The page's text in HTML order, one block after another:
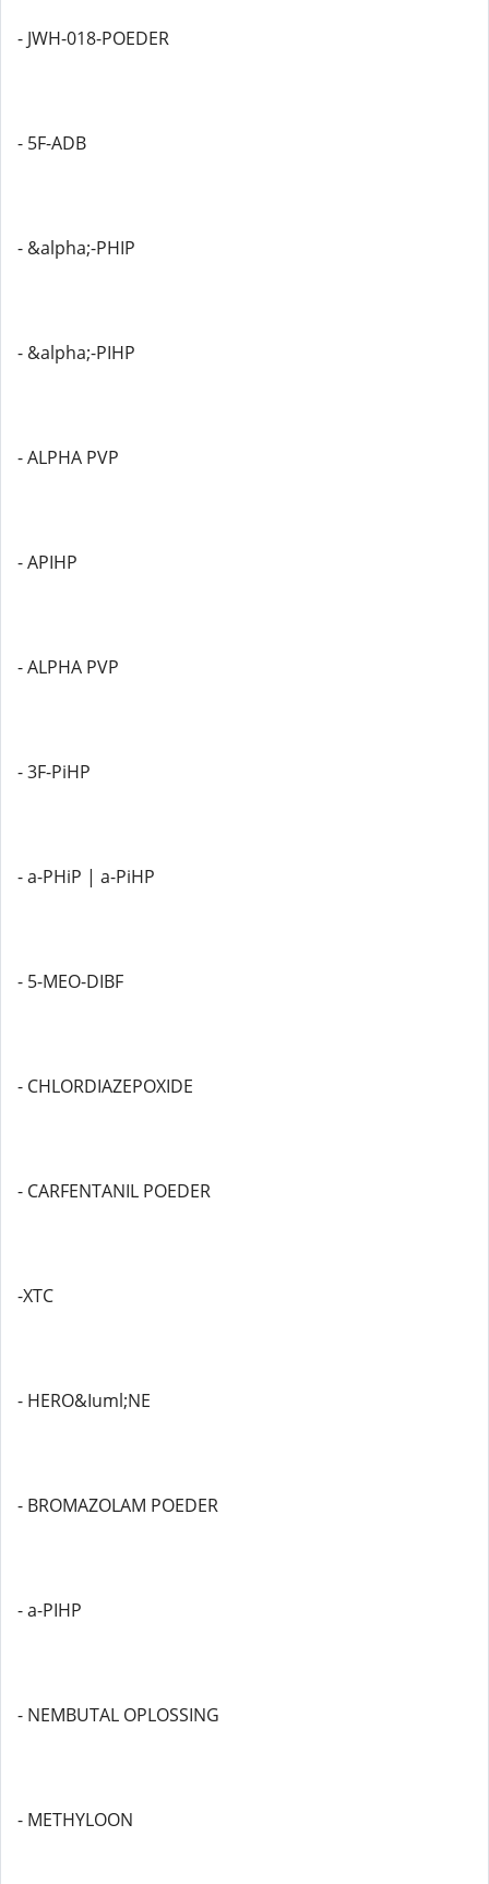
- JWH-018-POEDER
- 5F-ADB
- &alpha;-PHIP
- &alpha;-PIHP
- ALPHA PVP
- APIHP
- ALPHA PVP
- 3F-PiHP
- a-PHiP | a-PiHP
- 5-MEO-DIBF
- CHLORDIAZEPOXIDE
- CARFENTANIL POEDER
-XTC
- HERO&Iuml;NE
- BROMAZOLAM POEDER
- a-PIHP
- NEMBUTAL OPLOSSING
- METHYLOON